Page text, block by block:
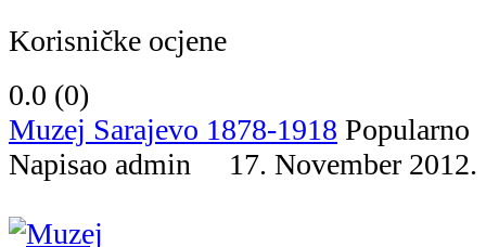
Korisničke ocjene
0.0 (0)
Muzej Sarajevo 1878-1918 Popularno
Napisao admin 17. November